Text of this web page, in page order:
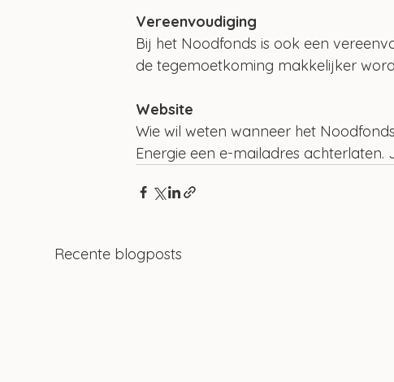
Vereenvoudiging
Bij het Noodfonds is ook een
de tegemoetkoming makkelijker
Website
Wie wil weten wanneer het
Energie een e-mailadres
Recente blogposts